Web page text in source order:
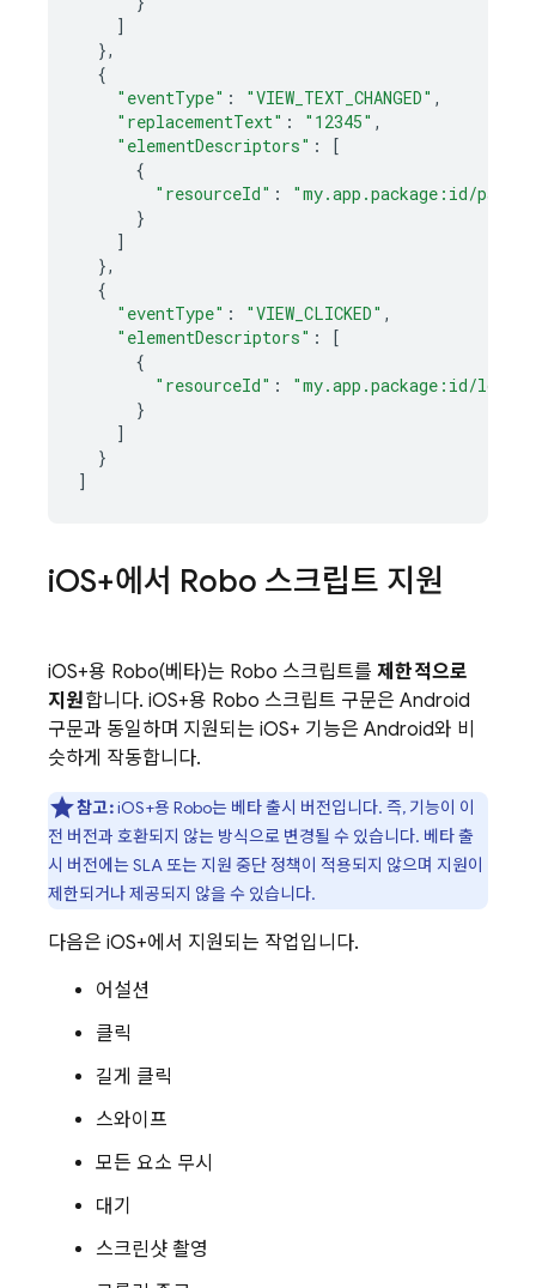
]
},
{
"eventType" : "VIEW_TEXT_CHANGED" ,
"replacementText" : "12345" ,
"elementDescriptors" :
[
{
"resourceId" :
"my.app.package:id/
}
]
},
{
"eventType" : "VIEW_CLICKED" ,
"elementDescriptors" :
[
{
"resourceId" :
"my.app.package:id/login"
}
]
}
]
iOS+에서 Robo 스크립트 지원
iOS+용 Robo(베타)는 Robo 스크립트를 제한적으로
지원합니다. iOS+용 Robo 스크립트 구문은 Android
구문과 동일하며 지원되는 iOS+ 기능은 Android와 비
슷하게 작동합니다.
참고:iOS+용 Robo는 베타 출시 버전입니다. 즉, 기능이 이
전 버전과 호환되지 않는 방식으로 변경될 수 있습니다. 베타 출
시 버전에는 SLA 또는 지원 중단 정책이 적용되지 않으며 지원이
제한되거나 제공되지 않을 수 있습니다.
다음은 iOS+에서 지원되는 작업입니다.
어설션
클릭
길게 클릭
스와이프
모든 요소 무시
대기
스크린샷 촬영